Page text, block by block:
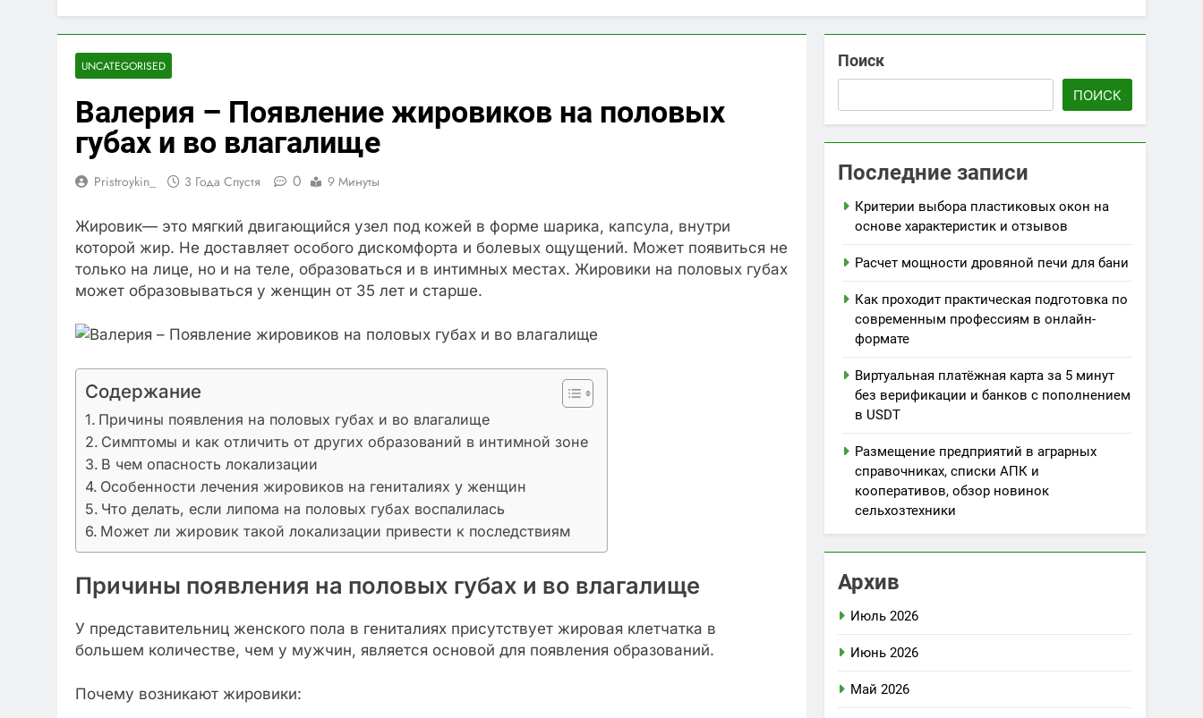
UNCATEGORISED
Валерия – Появление жировиков на половых
губах и во влагалище
Pristroykin_ 3 Года Спустя 0 9 Минуты
Жировик— это мягкий двигающийся узел под кожей в форме шарика, капсула, внутри
которой жир. Не доставляет особого дискомфорта и болевых ощущений. Может появиться не
только на лице, но и на теле, образоваться и в интимных местах. Жировики на половых губах
может образовываться у женщин от 35 лет и старше.
Содержание
Причины появления на половых губах и во влагалище
Симптомы и как отличить от других образований в интимной зоне
В чем опасность локализации
Особенности лечения жировиков на гениталиях у женщин
Что делать, если липома на половых губах воспалилась
Может ли жировик такой локализации привести к последствиям
Причины появления на половых губах и во влагалище
У представительниц женского пола в гениталиях присутствует жировая клетчатка в
большем количестве, чем у мужчин, является основой для появления образований.
Почему возникают жировики:
Поиск
ПОИСК
Последние записи
Критерии выбора пластиковых окон на
основе характеристик и отзывов
Расчет мощности дровяной печи для бани
Как проходит практическая подготовка по
современным профессиям в онлайн-
формате
Виртуальная платёжная карта за 5 минут
без верификации и банков с пополнением
в USDT
Размещение предприятий в аграрных
справочниках, списки АПК и
кооперативов, обзор новинок
сельхозтехники
Архив
Июль 2026
Июнь 2026
Май 2026